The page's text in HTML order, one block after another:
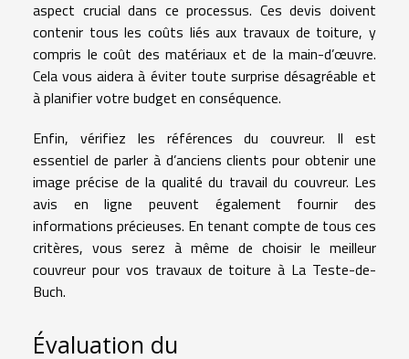
aspect crucial dans ce processus. Ces devis doivent
contenir tous les coûts liés aux travaux de toiture, y
compris le coût des matériaux et de la main-d’œuvre.
Cela vous aidera à éviter toute surprise désagréable et
à planifier votre budget en conséquence.
Enfin, vérifiez les références du couvreur. Il est
essentiel de parler à d’anciens clients pour obtenir une
image précise de la qualité du travail du couvreur. Les
avis en ligne peuvent également fournir des
informations précieuses. En tenant compte de tous ces
critères, vous serez à même de choisir le meilleur
couvreur pour vos travaux de toiture à La Teste-de-
Buch.
Évaluation du